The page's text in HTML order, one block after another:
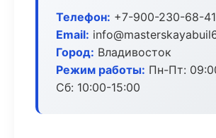
Телефон: +7-900-230-68-41
Email:
Город: Владивосток
Режим работы: Пн-Пт:
Сб: 10:00-15:00